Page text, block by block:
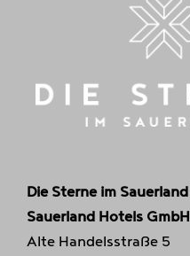
Die Sterne im Sauerland
Sauerland Hotels GmbH
Alte Handelsstraße 5